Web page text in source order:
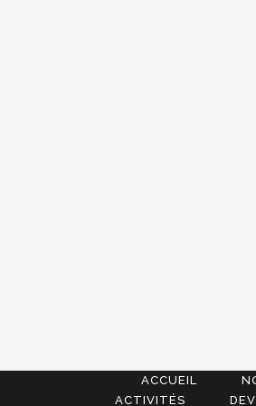
ACCUEIL
ACTIVITÉS